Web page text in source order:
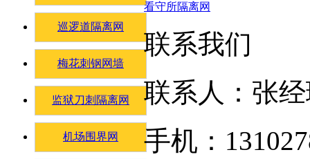
巡逻道隔离网
梅花刺钢网墙
监狱刀刺隔离网
机场围界网
看守所隔离网
联系我们
联系人：张
手机：